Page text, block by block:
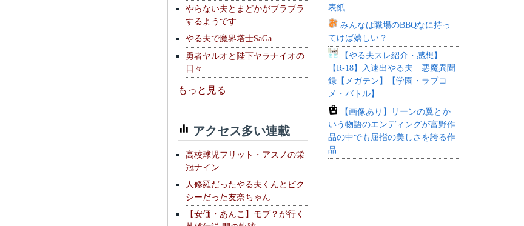
やらない夫とまどかがブラブラ
するようです
やる夫で魔界塔士SaGa
勇者ヤルオと陛下ヤラナイオの
日々
もっと見る
アクセス多い連載
高校球児フリット・アスノの栄
冠ナイン
人修羅だったやる夫くんとピク
シーだった友奈ちゃん
【安価・あんこ】モブ？が行く
表紙
みんなは職場のBBQなに持っ
てけば嬉しい？
【やる夫スレ紹介・感想】
【R-18】入速出やる夫 悪魔異聞
録【メガテン】【学園・ラブコ
メ・バトル】
【画像あり】リーンの翼とか
いう物語のエンディングが富野作
品の中でも屈指の美しさを誇る作
品